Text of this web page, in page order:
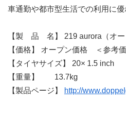
車通勤や都市型生活での利用に優
【製 品 名】 219 aurora（オー
【価格】 オープン価格 ＜参考
【タイヤサイズ】 20× 1.5 inch
【重量】 13.7kg
【製品ページ】
http://